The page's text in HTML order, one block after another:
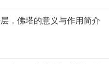
，佛塔的意义与作用简介